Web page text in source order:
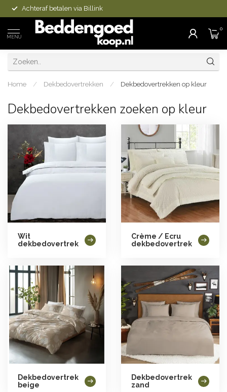
Achteraf betalen via Billink
MENU
0
Home / Dekbedovertrekken / Dekbedovertrekken op kleur
Dekbedovertrekken zoeken op kleur
Wit
dekbedovertrek
Crème / Ecru
dekbedovertrek
Dekbedovertrek
beige
Dekbedovertrek
zand